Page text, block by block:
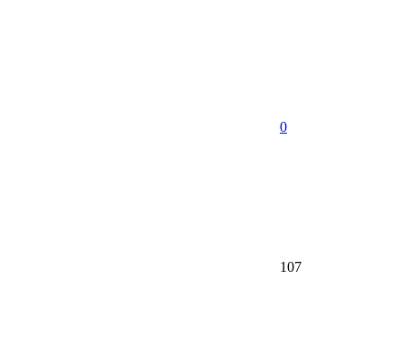
0
107